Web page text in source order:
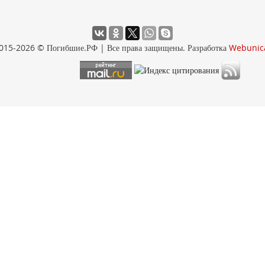
2026 © Погибшие.РФ | Все права защищены. Разработка